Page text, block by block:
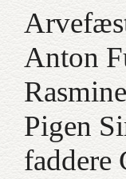
Anton
Pigen
faddere